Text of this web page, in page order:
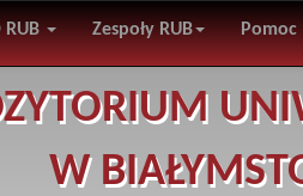
RUB Zespoły RUB Pomoc
W